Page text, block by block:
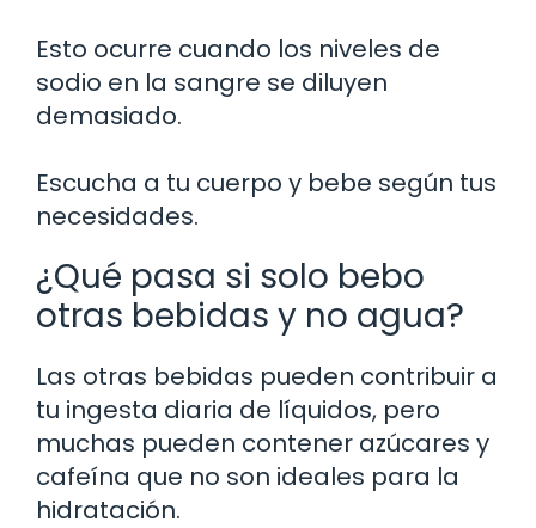
Esto ocurre cuando los niveles de
sodio en la sangre se diluyen
demasiado.
Escucha a tu cuerpo y bebe según tus
necesidades.
¿Qué pasa si solo bebo
otras bebidas y no agua?
Las otras bebidas pueden contribuir a
tu ingesta diaria de líquidos, pero
muchas pueden contener azúcares y
cafeína que no son ideales para la
hidratación.